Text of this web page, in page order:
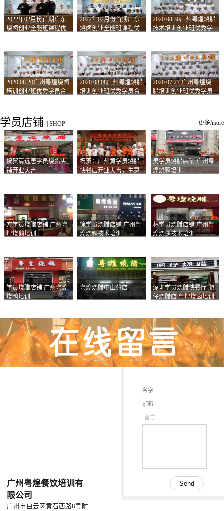
2022年02月份首期广东
烧卤创业全能班课程优
2022年02月份首期广东
烧卤创业全能班课程优
2020.08.30广州粤煌烧腊
技术培训创业班优秀学
2020.08.20广州粤煌烧卤
培训创业班优秀学员合
2020.08.08广州粤煌烧腊
培训创业班优秀学员合
2020.07.27 广州粤煌烧
腊培训创业班优秀学员
学员店铺 SHOP 更多/more
祝贺清远唐学员烧腊店
铺开业大吉
祝贺：广州黄学员烧腊
快餐店开业大吉，生意
吴学员烧腊店铺 广州粤
煌烧鸭培训
方学员烧腊店铺 广州粤
煌烧鹅培训
徐学员烧腊店铺 广州粤
煌烧鸭技术培训
林学员烧腊店铺 广州粤
煌烧鹅技术培训
学员烧腊店铺 广州粤煌
烧鸭培训
粤煌烧腊中山分店
深圳学员烧腊快餐厅 肥
仔烧腊店 粤煌烧卤培训
广州粤煌餐饮培训有
限公司
广州市白云区黄石西路8号附
留言